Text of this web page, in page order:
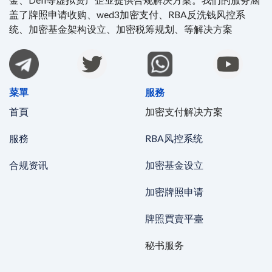
盖了牌照申请收购、wed3加密支付、RBA反洗钱风控系
统、加密基金架构设立、加密税筹规划、等解决方案
菜單
首頁
服務
合规资讯
服務
加密支付解决方案
RBA风控系统
加密基金设立
加密牌照申请
牌照買賣平臺
秘书服务